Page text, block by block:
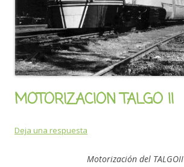
MOTORIZACION TALGO II
Deja una respuesta
Motorización del TALGOII